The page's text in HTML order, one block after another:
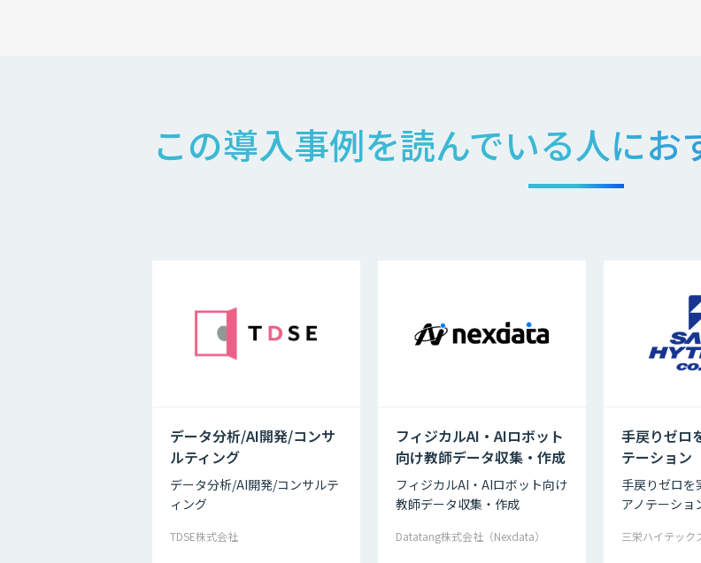
この導入事例を読んでいる人にお
データ分析/AI開発/コンサ
ルティング
データ分析/AI開発/コンサルテ
ィング
TDSE株式会社
フィジカルAI・AIロボット
向け教師データ収集・作成
フィジカルAI・AIロボット向け
教師データ収集・作成
Datatang株式会社（Nexdata）
手戻りゼロ
テーション
手戻りゼロを
アノテーショ
三栄ハイテック